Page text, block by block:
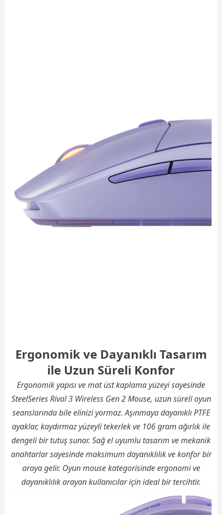
Ergonomik ve Dayanıklı Tasarım
ile Uzun Süreli Konfor
Ergonomik yapısı ve mat üst kaplama yüzeyi sayesinde
SteelSeries Rival 3 Wireless Gen 2 Mouse, uzun süreli oyun
seanslarında bile elinizi yormaz. Aşınmaya dayanıklı PTFE
ayaklar, kaydırmaz yüzeyli tekerlek ve 106 gram ağırlık ile
dengeli bir tutuş sunar. Sağ el uyumlu tasarım ve mekanik
anahtarlar sayesinde maksimum dayanıklılık ve konfor bir
araya gelir. Oyun mouse kategorisinde ergonomi ve
dayanıklılık arayan kullanıcılar için ideal bir tercihtir.